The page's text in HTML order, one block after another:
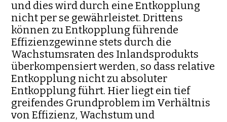
und dies wird durch eine Entkopplung
nicht per se gewährleistet. Drittens
können zu Entkopplung führende
Effizienzgewinne stets durch die
Wachstumsraten des Inlands­produkts
überkompensiert werden, so dass relative
Entkopplung nicht zu absoluter
Entkopplung führt. Hier liegt ein tief
greifendes Grundproblem im Verhältnis
von Effi­zienz, Wachstum und